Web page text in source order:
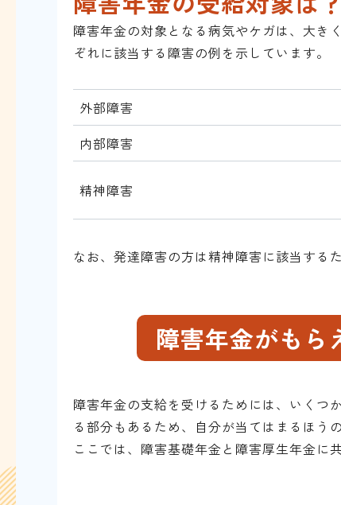
障害年金の対象となる病気やケガは、大き
ぞれに該当する障害の例を示しています。
外部障害
内部障害
精神障害
なお、発達障害の方は精神障害に該当する
障害年金がもら
障害年金の支給を受けるためには、いくつ
る部分もあるため、自分が当てはまるほう
ここでは、障害基礎年金と障害厚生年金に